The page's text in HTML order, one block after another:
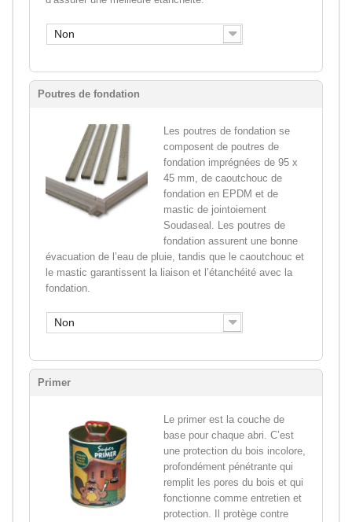
Non
Poutres de fondation
Les poutres de fondation se
composent de poutres de
fondation imprégnées de 95 x
45 mm, de caoutchouc de
fondation en EPDM et de
mastic de jointoiement
Soudaseal. Les poutres de
fondation assurent une bonne
évacuation de l’eau de pluie, tandis que le caoutchouc et
le mastic garantissent la liaison et l’étanchéité avec la
fondation.
Non
Primer
Le primer est la couche de
base pour chaque abri. C’est
une protection du bois incolore,
profondément pénétrante qui
remplit les pores du bois et qui
fonctionne comme entretien et
protection. Il protège contre